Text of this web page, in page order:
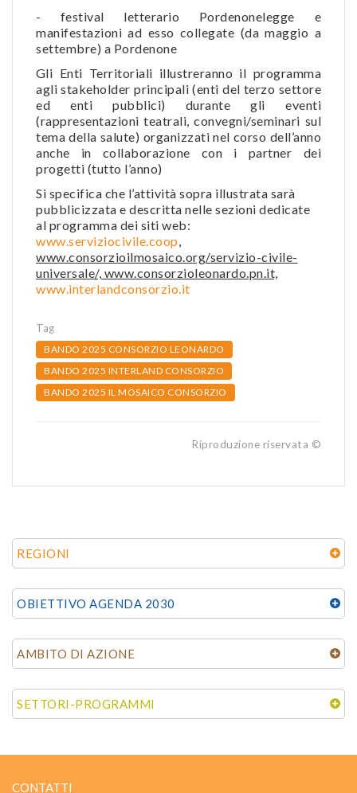
- festival letterario Pordenonelegge e
manifestazioni ad esso collegate (da maggio a
settembre) a Pordenone
Gli Enti Territoriali illustreranno il programma
agli stakeholder principali (enti del terzo settore
ed enti pubblici) durante gli eventi
(rappresentazioni teatrali, convegni/seminari sul
tema della salute) organizzati nel corso dell’anno
anche in collaborazione con i partner dei
progetti (tutto l’anno)
Si specifica che l’attività sopra illustrata sarà
pubblicizzata e descritta nelle sezioni dedicate
al programma dei siti web:
www.serviziocivile.coop,
www.consorzioilmosaico.org/servizio-civile-
universale/, www.consorzioleonardo.pn.it,
www.interlandconsorzio.it
Tag
BANDO 2025 CONSORZIO LEONARDO
BANDO 2025 INTERLAND CONSORZIO
BANDO 2025 IL MOSAICO CONSORZIO
Riproduzione riservata ©
REGIONI
OBIETTIVO AGENDA 2030
AMBITO DI AZIONE
SETTORI-PROGRAMMI
CONTATTI